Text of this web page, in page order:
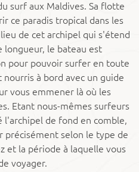
surf aux Maldives. Sa flotte
ce paradis tropical dans les
de cet archipel qui s'étend
longueur, le bateau est
pour pouvoir surfer en toute
à bord avec un guide
vous emmener là où les
Etant nous-mêmes surfeurs
l'archipel de fond en comble,
précisément selon le type de
et la période à laquelle vous
voyager.